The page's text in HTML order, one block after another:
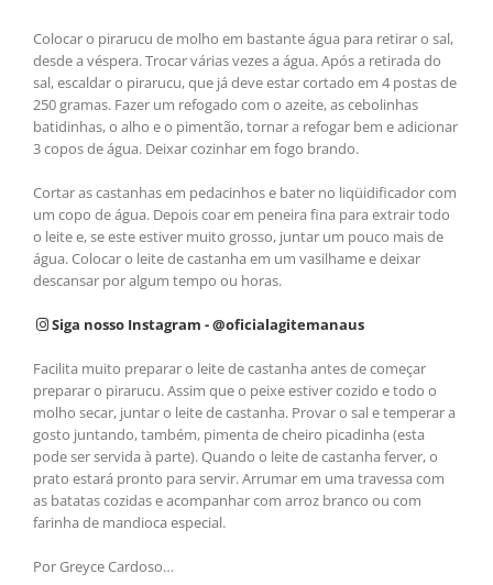
Colocar o pirarucu de molho em bastante água para retirar o sal,
desde a véspera. Trocar várias vezes a água. Após a retirada do
sal, escaldar o pirarucu, que já deve estar cortado em 4 postas de
250 gramas. Fazer um refogado com o azeite, as cebolinhas
batidinhas, o alho e o pimentão, tornar a refogar bem e adicionar
3 copos de água. Deixar cozinhar em fogo brando.
Cortar as castanhas em pedacinhos e bater no liqüidificador com
um copo de água. Depois coar em peneira fina para extrair todo
o leite e, se este estiver muito grosso, juntar um pouco mais de
água. Colocar o leite de castanha em um vasilhame e deixar
descansar por algum tempo ou horas.
Siga nosso Instagram - @oficialagitemanaus
Facilita muito preparar o leite de castanha antes de começar
preparar o pirarucu. Assim que o peixe estiver cozido e todo o
molho secar, juntar o leite de castanha. Provar o sal e temperar a
gosto juntando, também, pimenta de cheiro picadinha (esta
pode ser servida à parte). Quando o leite de castanha ferver, o
prato estará pronto para servir. Arrumar em uma travessa com
as batatas cozidas e acompanhar com arroz branco ou com
farinha de mandioca especial.
Por Greyce Cardoso…